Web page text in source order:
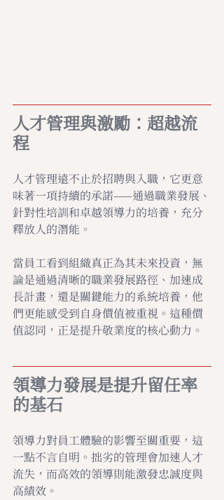
人才管理與激勵：超越流
程
人才管理遠不止於招聘與入職，它更意
味著一項持續的承諾——通過職業發展、
針對性培訓和卓越領導力的培養，充分
釋放人的潛能。
當員工看到組織真正為其未來投資，無
論是通過清晰的職業發展路徑、加速成
長計畫，還是關鍵能力的系統培養，他
們更能感受到自身價值被重視。這種價
值認同，正是提升敬業度的核心動力。
領導力發展是提升留任率
的基石
領導力對員工體驗的影響至關重要，這
一點不言自明。拙劣的管理會加速人才
流失，而高效的領導則能激發忠誠度與
高績效。